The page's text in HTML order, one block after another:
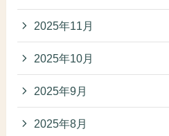
2025年11月
2025年10月
2025年9月
2025年8月